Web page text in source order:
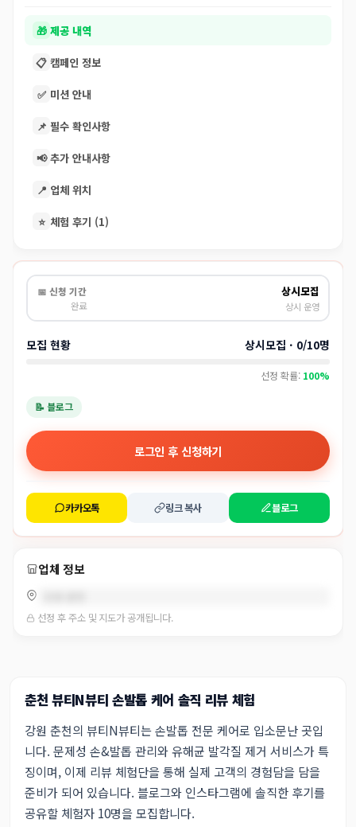
🎁 제공 내역
📋 캠페인 정보
✅ 미션 안내
📌 필수 확인사항
📢 추가 안내사항
📍 업체 위치
⭐ 체험 후기 (1)
📅 신청 기간
완료
상시모집
상시 운영
모집 현황 상시모집 · 0/10명
선정 확률: 100%
📝 블로그
로그인 후 신청하기
카카오톡 링크 복사 블로그
업체 정보
선정 후 주소 및 지도가 공개됩니다.
춘천 뷰티N뷰티 손발톱 케어 솔직 리뷰 체험
강원 춘천의 뷰티N뷰티는 손발톱 전문 케어로 입소문난 곳입
니다. 문제성 손&발톱 관리와 유해균 발각질 제거 서비스가 특
징이며, 이제 리뷰 체험단을 통해 실제 고객의 경험담을 담을
준비가 되어 있습니다. 블로그와 인스타그램에 솔직한 후기를
공유할 체험자 10명을 모집합니다.